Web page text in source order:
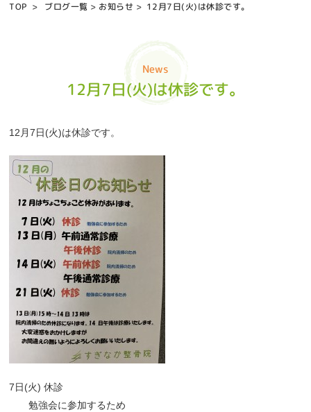
TOP > ブログ一覧 > お知らせ > 12月7日(火)は休診です。
News
12月7日(火)は休診です。
12月7日(火)は休診です。
7日(火) 休診
勉強会に参加するため